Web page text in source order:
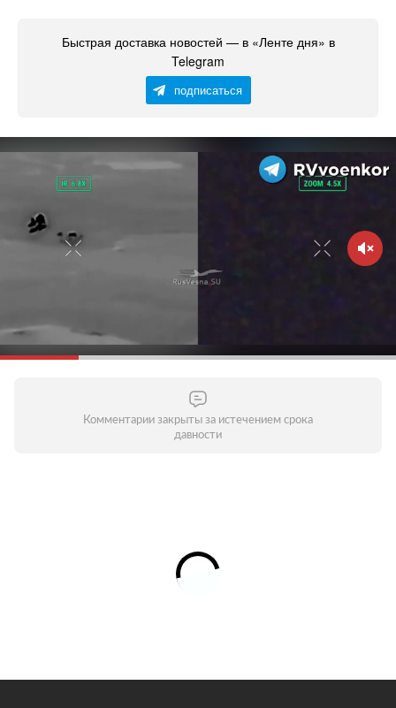
Быстрая доставка новостей — в «Ленте дня» в
Telegram
подписаться
Комментарии закрыты за истечением срока
давности